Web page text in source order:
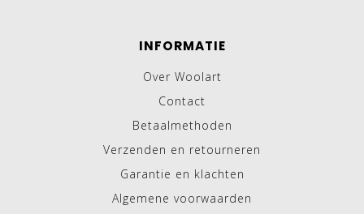
INFORMATIE
Over Woolart
Contact
Betaalmethoden
Verzenden en retourneren
Garantie en klachten
Algemene voorwaarden